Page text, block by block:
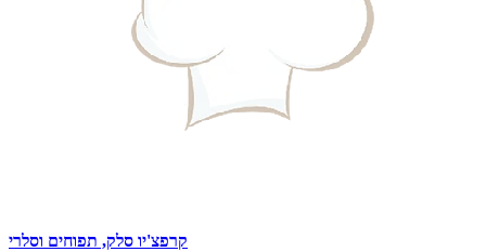
קרפצ'יו סלק, תפוחים וסלרי